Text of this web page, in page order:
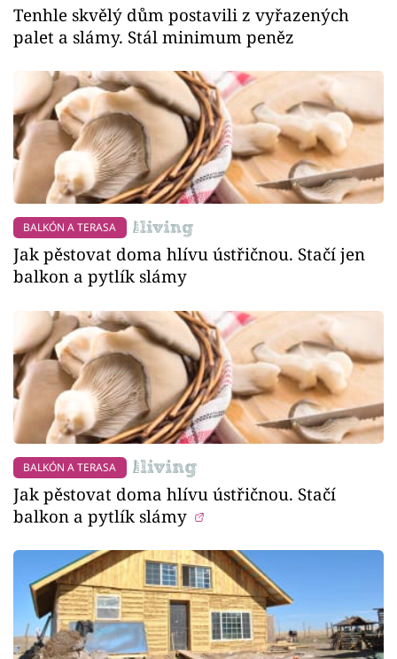
Tenhle skvělý dům postavili z vyřazených
palet a slámy. Stál minimum peněz
BALKÓN A TERASA
Jak pěstovat doma hlívu ústřičnou. Stačí jen
balkon a pytlík slámy
BALKÓN A TERASA
Jak pěstovat doma hlívu ústřičnou. Stačí
balkon a pytlík slámy